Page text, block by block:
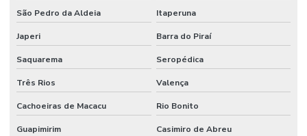
São Pedro da Aldeia Itaperuna
Japeri Barra do Piraí
Saquarema Seropédica
Três Rios Valença
Cachoeiras de Macacu Rio Bonito
Guapimirim Casimiro de Abreu